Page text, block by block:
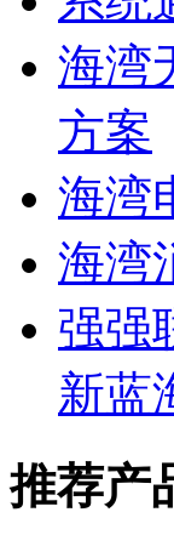
海湾
方案
海湾
海湾
强强
新蓝
推荐产